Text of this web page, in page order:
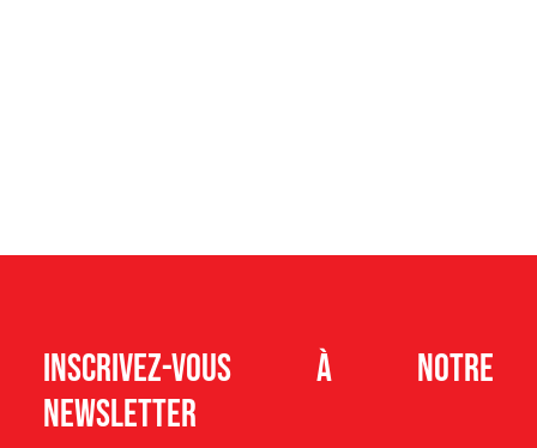
Inscrivez-vous à notre
Newsletter